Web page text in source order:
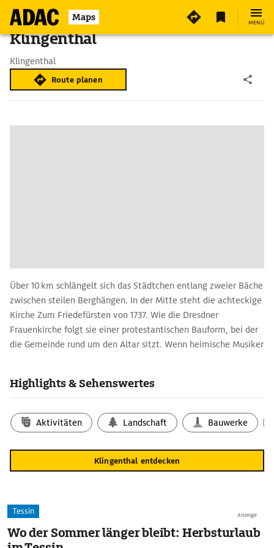
Maps MENÜ
Klingenthal
Klingenthal
Route planen
Über 10 km schlängelt sich das Städtchen entlang zweier Bäche
zwischen steilen Berghängen. In der Mitte steht die achteckige
Kirche Zum Friedefürsten von 1737. Wie die Dresdner
Frauenkirche folgt sie einer protestantischen Bauform, bei der
die Gemeinde rund um den Altar sitzt. Wenn heimische Musiker
das Städtchen ein Zentrum des deutschen Geigenbaus. Später
Mundharmonikas hinzu.
Highlights & Sehenswertes
Aktivitäten Landschaft Bauwerke
Klingenthal entdecken
Anzeige
Tessin
Wo der Sommer länger bleibt: Herbsturlaub